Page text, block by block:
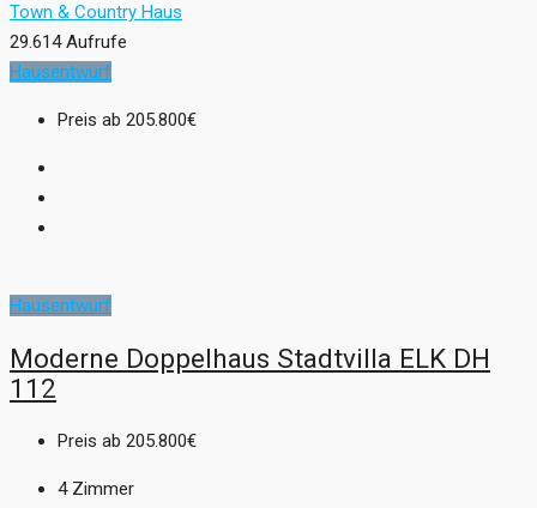
Town & Country Haus
29.614 Aufrufe
Hausentwurf
Preis ab 205.800€
Hausentwurf
Moderne Doppelhaus Stadtvilla ELK DH
112
Preis ab 205.800€
4 Zimmer